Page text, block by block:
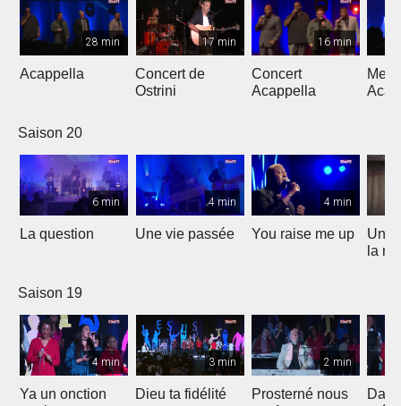
28 min
Acappella
17 min
Concert de
Ostrini
16 min
Concert
Acappella
Saison 20
6 min
La question
4 min
Une vie passée
4 min
You raise me up
Une
la
Saison 19
4 min
Ya un onction
3 min
Dieu ta fidélité
2 min
Prosterné nous